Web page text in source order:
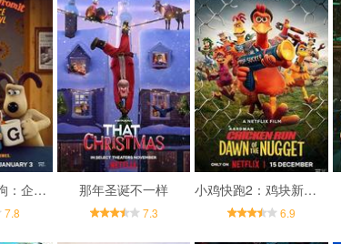
超级无敌掌门狗：企鹅的复仇
7.8
那年圣诞不一样
7.3
小鸡快跑2：鸡块新时代
6.9